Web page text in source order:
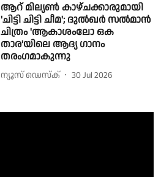
ആറ് മില്യൺ കാഴ്ചക്കാരുമായി
'ചിട്ടി ചിട്ടി ചീമ'; ദുൽഖർ സൽമാൻ
ചിത്രം 'ആകാശംലോ ഒക
താര'യിലെ ആദ്യ ഗാനം
തരംഗമാകുന്നു
ന്യൂസ് ഡെസ്ക് 30 Jul 2026